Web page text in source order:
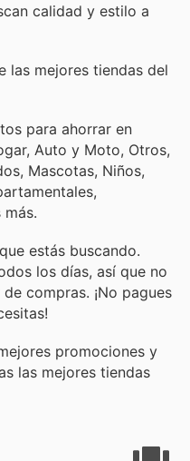
calidad y estilo a
las mejores tiendas del
para ahorrar en
Auto y Moto, Otros,
Mascotas, Niños,
estás buscando.
los días, así que no
compras. ¡No pagues
promociones y
las mejores tiendas